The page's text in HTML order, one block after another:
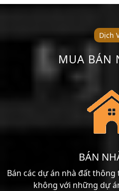
Dịch
MUA BÁN
BÁN
Bán các dự án nhà đất
không với những dự